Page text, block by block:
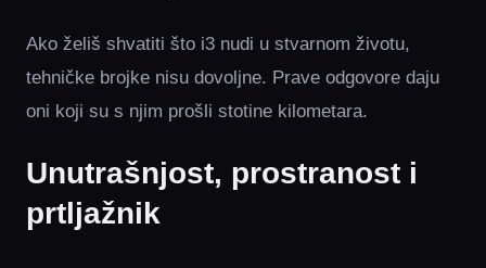
Ako želiš shvatiti što i3 nudi u stvarnom životu,
tehničke brojke nisu dovoljne. Prave odgovore daju
oni koji su s njim prošli stotine kilometara.
Unutrašnjost, prostranost i
prtljažnik